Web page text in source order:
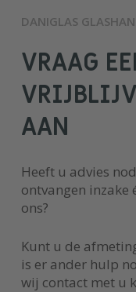
DANIGLAS
VRAAG
AAN
Heeft u advies
ontvangen inzake
ons?
Kunt u de
is er ander hulp
wij contact met u